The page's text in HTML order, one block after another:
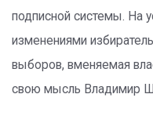
подписной системы. На
изменениями
выборов, вменяемая
свою мысль Владимир